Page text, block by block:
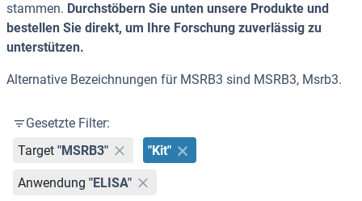
stammen. Durchstöbern Sie unten unsere Produkte und
bestellen Sie direkt, um Ihre Forschung zuverlässig zu
unterstützen.
Alternative Bezeichnungen für MSRB3 sind MSRB3, Msrb3.
Gesetzte Filter:
Target "MSRB3" "Kit"
Anwendung "ELISA"